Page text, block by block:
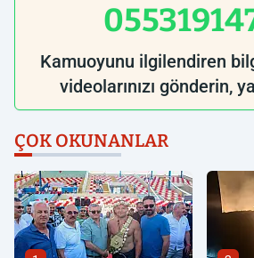
Kamuoyunu ilgilendiren
videolarınızı gönderin,
ÇOK OKUNANLAR